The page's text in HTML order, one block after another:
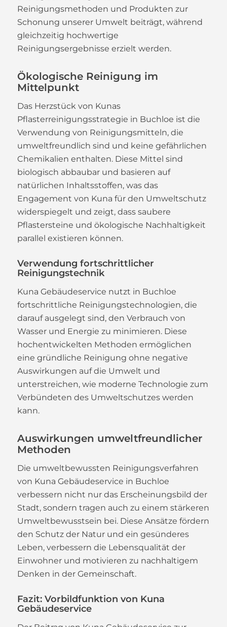
Reinigungsmethoden und Produkten zur
Schonung unserer Umwelt beiträgt, während
gleichzeitig hochwertige
Reinigungsergebnisse erzielt werden.
Ökologische Reinigung im
Mittelpunkt
Das Herzstück von Kunas
Pflasterreinigungsstrategie in Buchloe ist die
Verwendung von Reinigungsmitteln, die
umweltfreundlich sind und keine gefährlichen
Chemikalien enthalten. Diese Mittel sind
biologisch abbaubar und basieren auf
natürlichen Inhaltsstoffen, was das
Engagement von Kuna für den Umweltschutz
widerspiegelt und zeigt, dass saubere
Pflastersteine und ökologische Nachhaltigkeit
parallel existieren können.
Verwendung fortschrittlicher
Reinigungstechnik
Kuna Gebäudeservice nutzt in Buchloe
fortschrittliche Reinigungstechnologien, die
darauf ausgelegt sind, den Verbrauch von
Wasser und Energie zu minimieren. Diese
hochentwickelten Methoden ermöglichen
eine gründliche Reinigung ohne negative
Auswirkungen auf die Umwelt und
unterstreichen, wie moderne Technologie zum
Verbündeten des Umweltschutzes werden
kann.
Auswirkungen umweltfreundlicher
Methoden
Die umweltbewussten Reinigungsverfahren
von Kuna Gebäudeservice in Buchloe
verbessern nicht nur das Erscheinungsbild der
Stadt, sondern tragen auch zu einem stärkeren
Umweltbewusstsein bei. Diese Ansätze fördern
den Schutz der Natur und ein gesünderes
Leben, verbessern die Lebensqualität der
Einwohner und motivieren zu nachhaltigem
Denken in der Gemeinschaft.
Fazit: Vorbildfunktion von Kuna
Gebäudeservice